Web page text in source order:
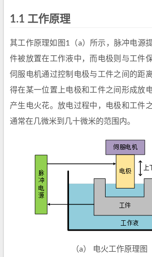
1.1 工作原理
其工作原理如图1（a）所示，脉冲电源
件被放置在工作液中，而电极则与工件
伺服电机通过控制电极与工件之间的距
得在某一位置上电极和工件之间形成放
产生电火花。放电过程中，电极和工件
通常在几微米到几十微米的范围内。
（a） 电火工作原理图